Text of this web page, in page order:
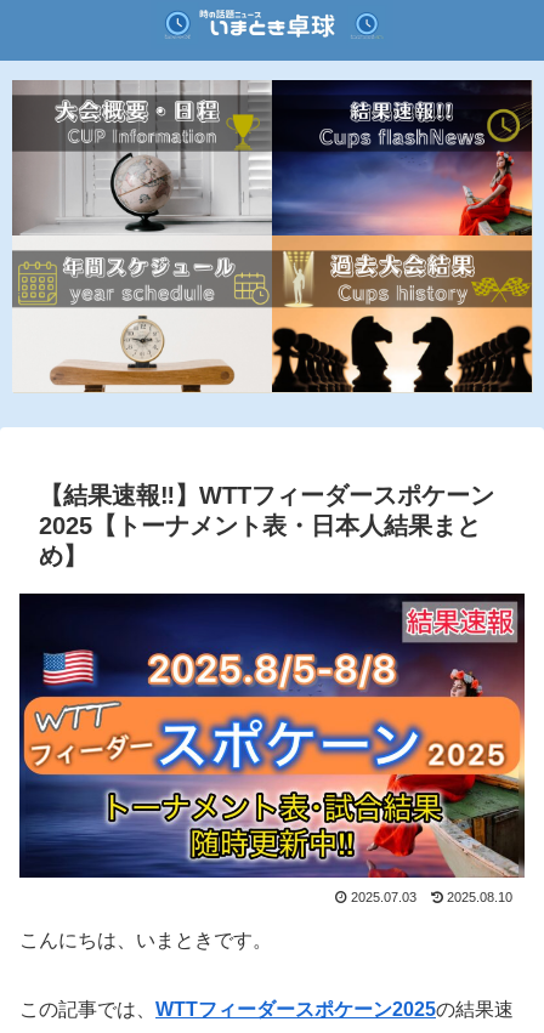
【結果速報‼︎】WTTフィーダースポケーン
2025【トーナメント表・日本人結果まと
め】
2025.07.03 2025.08.10
こんにちは、いまときです。
この記事では、 WTTフィーダースポケーン2025の結果速